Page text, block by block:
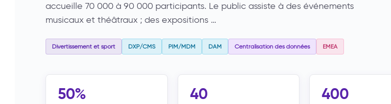
accueille 70 000 à 90 000 participants. Le public assiste à des événements
musicaux et théâtraux ; des expositions …
Divertissement et sport DXP/CMS PIM/MDM DAM Centralisation des données EMEA
50% 40 400